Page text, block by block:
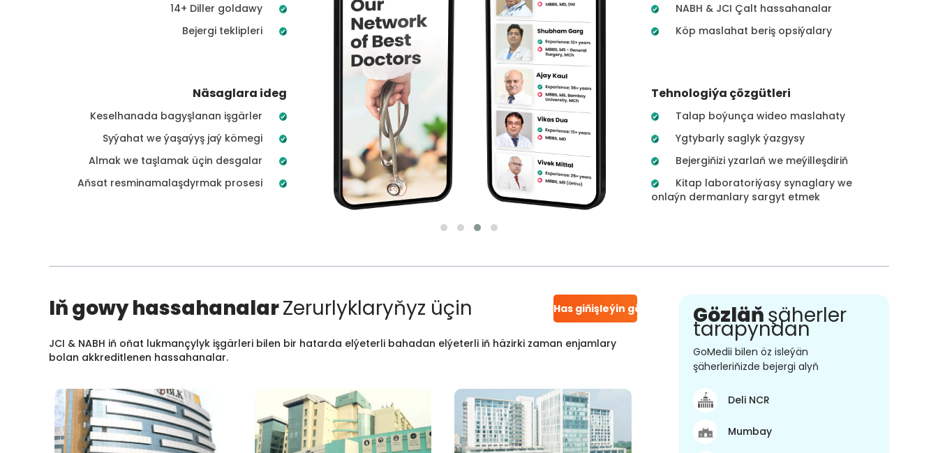
14+ Diller goldawy
Bejergi teklipleri
Näsaglara ideg
Keselhanada bagyşlanan işgärler
Syýahat we ýaşaýyş jaý kömegi
Almak we taşlamak üçin desgalar
Aňsat resminamalaşdyrmak prosesi
NABH & JCI Çalt hassahanalar
Köp maslahat beriş opsiýalary
Tehnologiýa çözgütleri
Talap boýunça wideo maslahaty
Ygtybarly saglyk ýazgysy
Bejergiňizi yzarlaň we meýilleşdiriň
Kitap laboratoriýasy synaglary we
onlaýn dermanlary sargyt etmek
Iň gowy hassahanalarZerurlyklaryňyz üçin Has giňişleýin gör
JCI & NABH iň oňat lukmançylyk işgärleri bilen bir hatarda elýeterli bahadan elýeterli iň häzirki zaman enjamlary
bolan akkreditlenen hassahanalar.
Gözläňşäherler
tarapyndan
GoMedii bilen öz isleýän
şäherleriňizde bejergi alyň
Deli NCR
Mumbay